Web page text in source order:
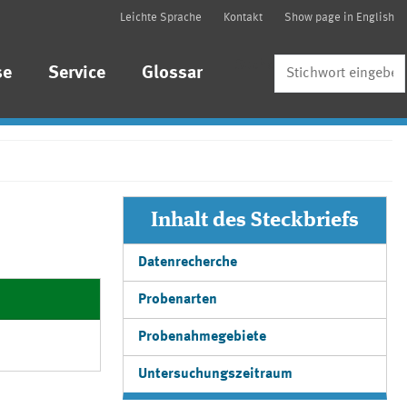
Leichte Sprache Kontakt Show page in English
Service Glossar
Inhalt des Steckbriefs
Datenrecherche
Probenarten
Probenahmegebiete
Untersuchungszeitraum